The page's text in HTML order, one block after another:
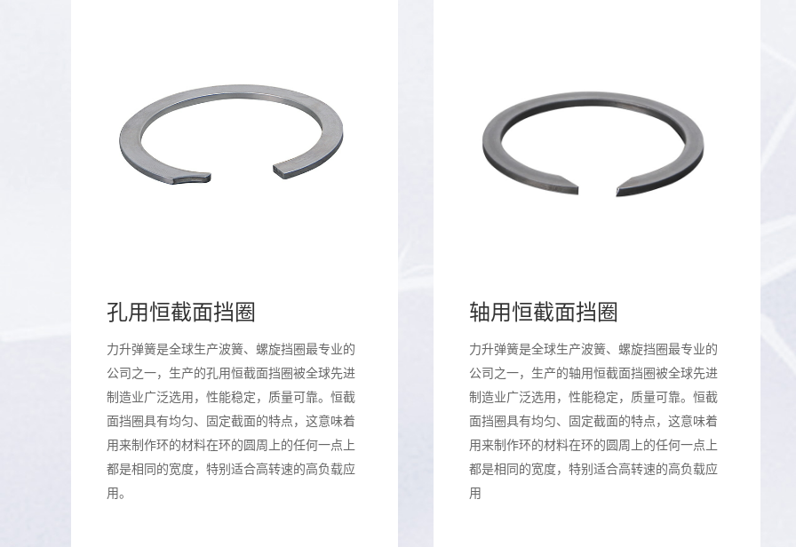
孔用恒截面挡圈
力升弹簧是全球生产波簧、螺旋挡圈最专业的
公司之一，生产的孔用恒截面挡圈被全球先进
制造业广泛选用，性能稳定，质量可靠。恒截
面挡圈具有均匀、固定截面的特点，这意味着
用来制作环的材料在环的圆周上的任何一点上
都是相同的宽度，特别适合高转速的高负载应
用。
轴用恒截面挡圈
力升弹簧是全球生产波簧、螺旋挡圈最专业的
公司之一，生产的轴用恒截面挡圈被全球先进
制造业广泛选用，性能稳定，质量可靠。恒截
面挡圈具有均匀、固定截面的特点，这意味着
用来制作环的材料在环的圆周上的任何一点上
都是相同的宽度，特别适合高转速的高负载应
用